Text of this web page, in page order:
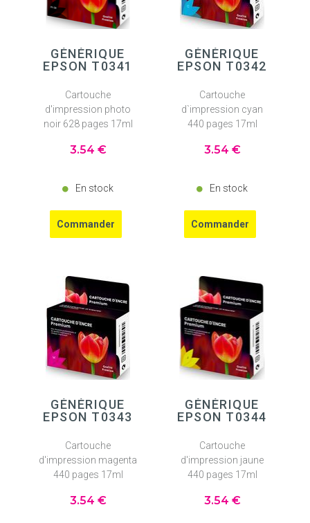
GÉNÉRIQUE
EPSON T0341
Cartouche
d'impression photo
noir 628 pages 17ml
3.54 €
En stock
GÉNÉRIQUE
EPSON T0342
Cartouche
d`impression cyan
440 pages 17ml
3.54 €
En stock
GÉNÉRIQUE
EPSON T0343
Cartouche
d'impression magenta
440 pages 17ml
3.54 €
GÉNÉRIQUE
EPSON T0344
Cartouche
d'impression jaune
440 pages 17ml
3.54 €